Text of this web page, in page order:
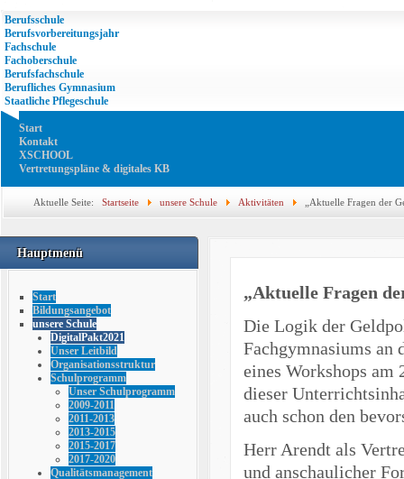
Berufsschule
Berufsvorbereitungsjahr
Fachschule
Fachoberschule
Berufsfachschule
Berufliches Gymnasium
Staatliche Pflegeschule
Start
Kontakt
XSCHOOL
Vertretungspläne & digitales KB
Aktuelle Seite: Startseite unsere Schule Aktivitäten „Aktuelle Fragen der
Hauptmenü
Start
Bildungsangebot
unsere Schule
DigitalPakt2021
Unser Leitbild
Organisationsstruktur
Schulprogramm
Unser Schulprogramm
2009-2011
2011-2013
2013-2015
2015-2017
2017-2020
Qualitätsmanagement
„Aktuelle Fragen
Die Logik der
Fachgymnasiums an
eines Workshops am
dieser
auch schon den
Herr Arendt als
und anschaulicher